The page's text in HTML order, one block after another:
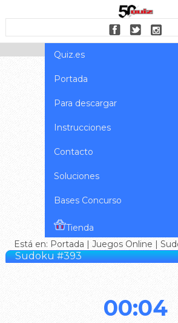
Quiz.es
Portada
Para descargar
Instrucciones
Contacto
Soluciones
Bases Concurso
Tienda
Está en: Portada | Juegos Online |
Sudoku #393
00:04